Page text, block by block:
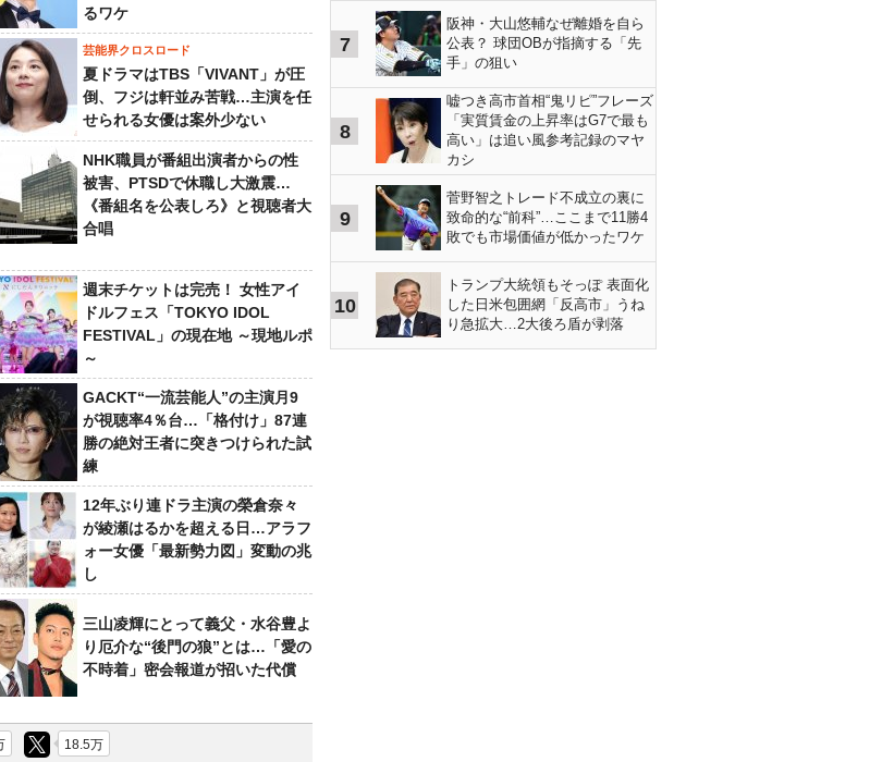
るワケ
芸能界クロスロード
夏ドラマはTBS「VIVANT」が圧
倒、フジは軒並み苦戦…主演を任
せられる女優は案外少ない
NHK職員が番組出演者からの性
被害、PTSDで休職し大激震…
《番組名を公表しろ》と視聴者大
合唱
週末チケットは完売！ 女性アイ
ドルフェス「TOKYO IDOL
FESTIVAL」の現在地 ～現地ルポ
～
GACKT“一流芸能人”の主演月9
が視聴率4％台…「格付け」87連
勝の絶対王者に突きつけられた試
練
12年ぶり連ドラ主演の榮倉奈々
が綾瀬はるかを超える日…アラフ
ォー女優「最新勢力図」変動の兆
し
三山凌輝にとって義父・水谷豊よ
り厄介な“後門の狼”とは…「愛の
不時着」密会報道が招いた代償
18.5万
7
阪神・大山悠輔なぜ離婚を自ら
公表？ 球団OBが指摘する「先
手」の狙い
8
嘘つき高市首相“鬼リピ”フレーズ
「実質賃金の上昇率はG7で最も
高い」は追い風参考記録のマヤ
カシ
9
菅野智之トレード不成立の裏に
致命的な“前科”…ここまで11勝4
敗でも市場価値が低かったワケ
10
トランプ大統領もそっぽ 表面化
した日米包囲網「反高市」うね
り急拡大…2大後ろ盾が剥落